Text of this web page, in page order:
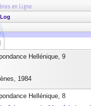
Log
Hellénique, 9
1984
Hellénique, 8